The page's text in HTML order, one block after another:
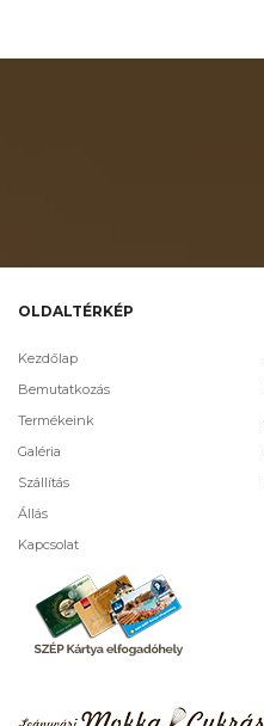
OLDALTÉRKÉP
Kezdőlap
Bemutatkozás
Termékeink
Galéria
Szállítás
Állás
Kapcsolat